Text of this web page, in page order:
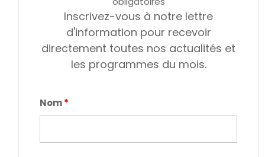
Inscrivez-vous à notre lettre
d'information pour recevoir
directement toutes nos actualités et
les programmes du mois.
Nom*